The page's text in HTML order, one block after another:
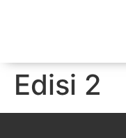
Edisi 2